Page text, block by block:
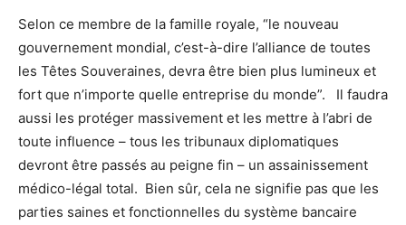
Selon ce membre de la famille royale, “le nouveau
gouvernement mondial, c’est-à-dire l’alliance de toutes
les Têtes Souveraines, devra être bien plus lumineux et
fort que n’importe quelle entreprise du monde”. Il faudra
aussi les protéger massivement et les mettre à l’abri de
toute influence – tous les tribunaux diplomatiques
devront être passés au peigne fin – un assainissement
médico-légal total. Bien sûr, cela ne signifie pas que les
parties saines et fonctionnelles du système bancaire